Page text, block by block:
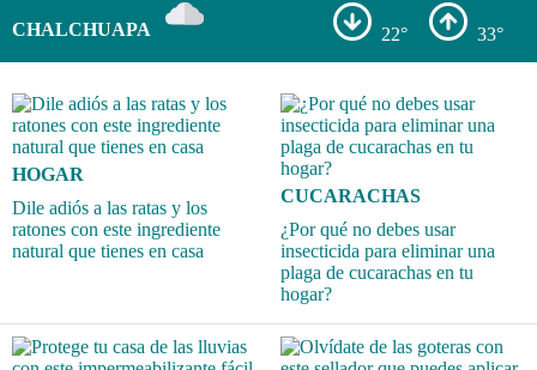
CHALCHUAPA 22° 33°
HOGAR
Dile adiós a las ratas y los
ratones con este ingrediente
natural que tienes en casa
CUCARACHAS
¿Por qué no debes usar
insecticida para eliminar una
plaga de cucarachas en tu
hogar?